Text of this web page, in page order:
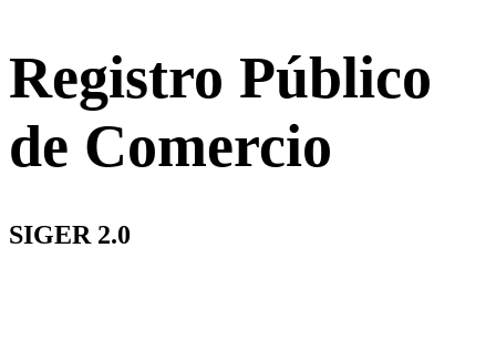
Registro Público
de Comercio
SIGER 2.0